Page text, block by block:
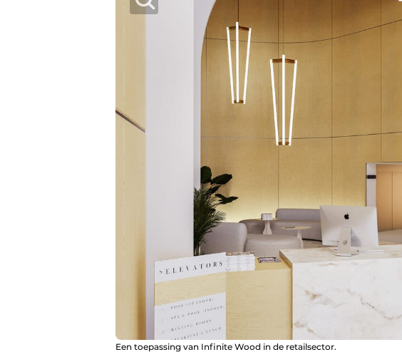
Een toepassing van Infinite Wood in de retailsector.